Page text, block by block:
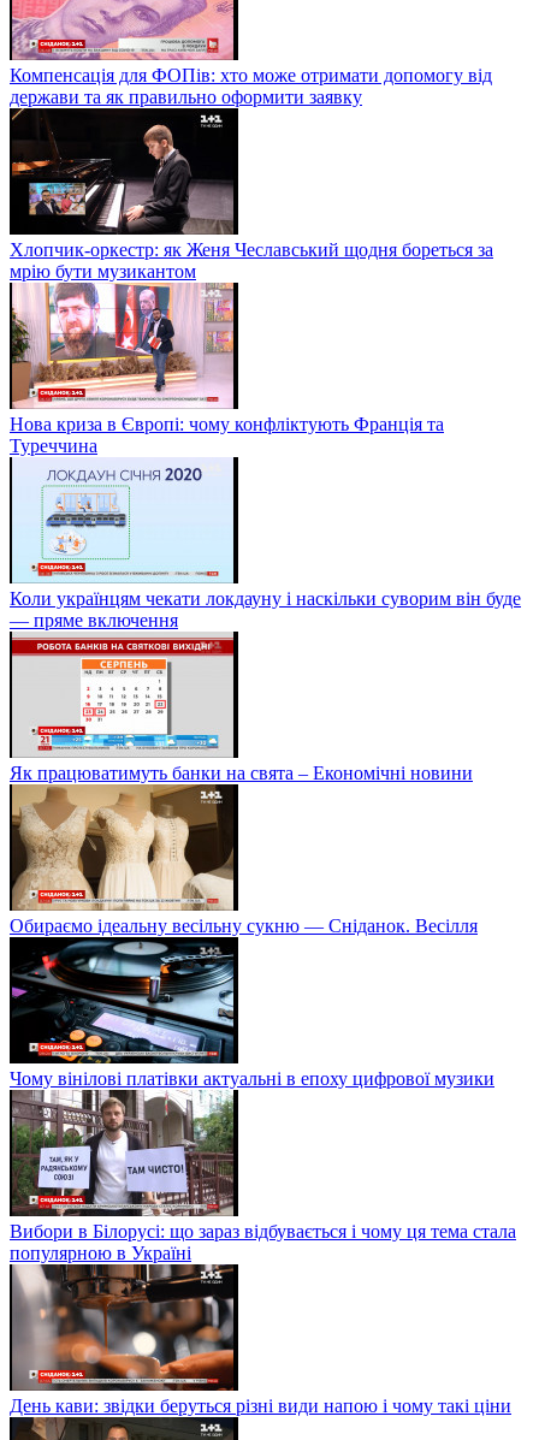
Компенсація для ФОПів: хто може отримати допомогу від
держави та як правильно оформити заявку
Хлопчик-оркестр: як Женя Чеславський щодня бореться за
мрію бути музикантом
Нова криза в Європі: чому конфліктують Франція та
Туреччина
Коли українцям чекати локдауну і наскільки суворим він буде
— пряме включення
Як працюватимуть банки на свята – Економічні новини
Обираємо ідеальну весільну сукню — Сніданок. Весілля
Чому вінілові платівки актуальні в епоху цифрової музики
Вибори в Білорусі: що зараз відбувається і чому ця тема стала
популярною в Україні
День кави: звідки беруться різні види напою і чому такі ціни